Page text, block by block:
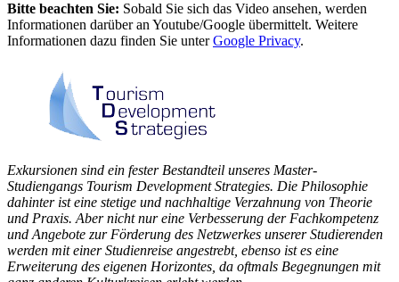
Bitte beachten Sie: Sobald Sie sich das Video ansehen, werden
Informationen darüber an Youtube/Google übermittelt. Weitere
Informationen dazu finden Sie unterGoogle Privacy.
Exkursionen sind ein fester Bestandteil unseres Master-
Studiengangs Tourism Development Strategies. Die Philosophie
dahinter ist eine stetige und nachhaltige Verzahnung von Theorie
und Praxis. Aber nicht nur eine Verbesserung der Fachkompetenz
und Angebote zur Förderung des Netzwerkes unserer Studierenden
werden mit einer Studienreise angestrebt, ebenso ist es eine
Erweiterung des eigenen Horizontes, da oftmals Begegnungen mit